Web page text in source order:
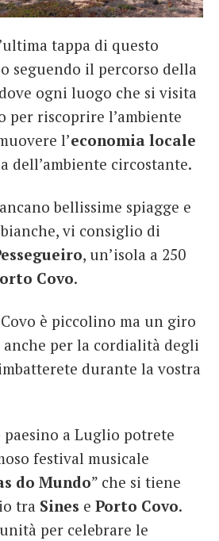
tappa di questo
seguendo il percorso della
dove ogni luogo che si visita
per riscoprire l’ambiente
l’economia locale
dell’ambiente circostante.
bellissime spiagge e
vi consiglio di
, un’isola a 250
Covo.
è piccolino ma un giro
per la cordialità degli
durante la vostra
paesino a Luglio potrete
festival musicale
do Mundo” che si tiene
tra Sines e Porto Covo.
per celebrare le